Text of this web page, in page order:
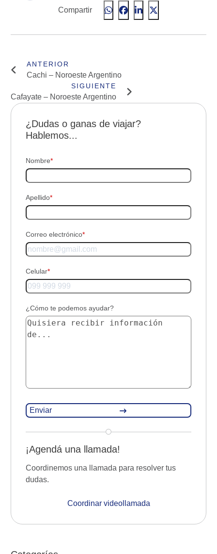
Compartir
Cachi – Noroeste Argentino
Cafayate – Noroeste Argentino
¿Dudas o ganas de viajar?
Hablemos...
Nombre*
Apellido*
Correo electrónico*
Celular*
¿Cómo te podemos ayudar?
¡Agendá una llamada!
Coordinemos una llamada para resolver tus
dudas.
Coordinar videollamada